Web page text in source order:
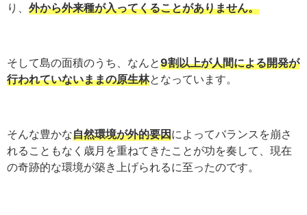
り、 外から外来種が入ってくることがありません。
そして島の面積のうち、なんと9割以上が人間による開発が
行われていないままの原生林となっています。
そんな豊かな自然環境が外的要因によってバランスを崩さ
れることもなく歳月を重ねてきたことが功を奏して、現在
の奇跡的な環境が築き上げられるに至ったのです。